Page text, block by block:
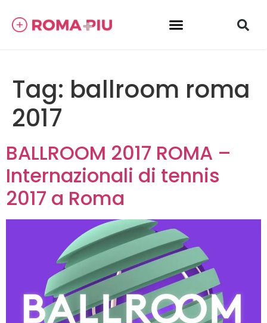
Tag: ballroom roma
2017
BALLROOM 2017 ROMA –
Internazionali di tennis
2017 a Roma